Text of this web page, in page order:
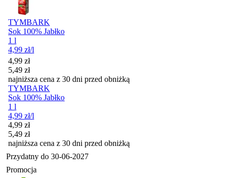
TYMBARK
Sok 100% Jabłko
1 l
4,99 zł/l
Cena promocyjna
4,99 zł
5,49 zł
najniższa cena z 30 dni przed obniżką
TYMBARK
Sok 100% Jabłko
1 l
4,99 zł/l
Cena promocyjna
4,99 zł
5,49 zł
najniższa cena z 30 dni przed obniżką
Przydatny do 30-06-2027
Promocja